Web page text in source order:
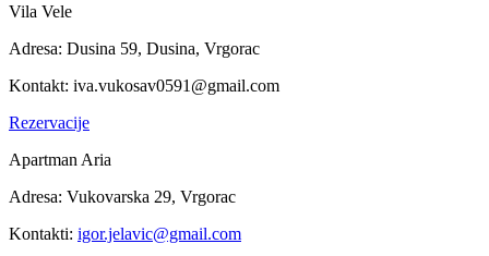
Vila Vele
Adresa: Dusina 59, Dusina, Vrgorac
Kontakt: iva.vukosav0591@gmail.com
Rezervacije
Apartman Aria
Adresa: Vukovarska 29, Vrgorac
Kontakti: igor.jelavic@gmail.com